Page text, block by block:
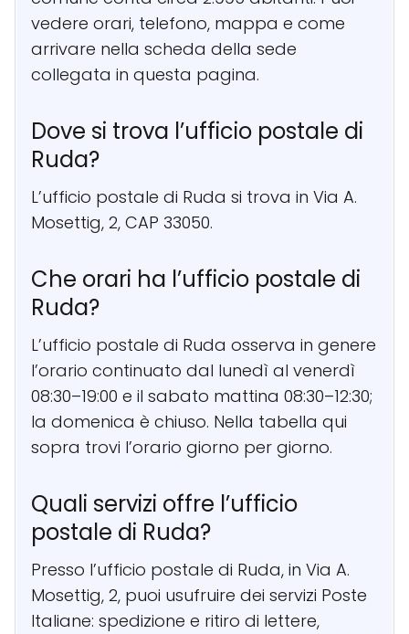
vedere orari, telefono, mappa e come
arrivare nella scheda della sede
collegata in questa pagina.
Dove si trova l’ufficio postale di
Ruda?
L’ufficio postale di Ruda si trova in Via A.
Mosettig, 2, CAP 33050.
Che orari ha l’ufficio postale di
Ruda?
L’ufficio postale di Ruda osserva in genere
l’orario continuato dal lunedì al venerdì
08:30–19:00 e il sabato mattina 08:30–12:30;
la domenica è chiuso. Nella tabella qui
sopra trovi l’orario giorno per giorno.
Quali servizi offre l’ufficio
postale di Ruda?
Presso l’ufficio postale di Ruda, in Via A.
Mosettig, 2, puoi usufruire dei servizi Poste
Italiane: spedizione e ritiro di lettere,